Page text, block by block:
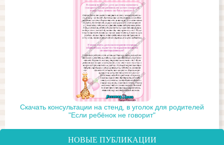
Скачать консультации на стенд, в уголок для родителей
"Если ребёнок не говорит"
НОВЫЕ ПУБЛИКАЦИИ